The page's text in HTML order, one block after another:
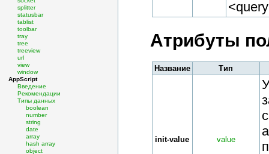
splitter
statusbar
tablist
toolbar
tray
tree
treeview
url
view
window
AppScript
Введение
Рекомендации
Типы данных
boolean
number
string
date
array
hash array
object
Атрибуты
Название Тип
init-value value